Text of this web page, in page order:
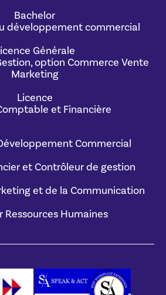
Bachelor
développement commercial
Générale
option Commerce Vente
Marketing
Licence
et Financière
Commercial
et Contrôleur de gestion
et de la Communication
Ressources Humaines